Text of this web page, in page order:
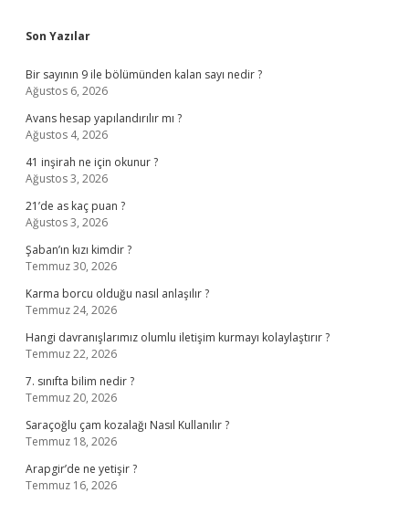
Sidebar
Son Yazılar
Bir sayının 9 ile bölümünden kalan sayı nedir ?
Ağustos 6, 2026
Avans hesap yapılandırılır mı ?
Ağustos 4, 2026
41 inşirah ne için okunur ?
Ağustos 3, 2026
21’de as kaç puan ?
Ağustos 3, 2026
Şaban’ın kızı kimdir ?
Temmuz 30, 2026
Karma borcu olduğu nasıl anlaşılır ?
Temmuz 24, 2026
Hangi davranışlarımız olumlu iletişim kurmayı kolaylaştırır ?
Temmuz 22, 2026
7. sınıfta bilim nedir ?
Temmuz 20, 2026
Saraçoğlu çam kozalağı Nasıl Kullanılır ?
Temmuz 18, 2026
Arapgir’de ne yetişir ?
Temmuz 16, 2026